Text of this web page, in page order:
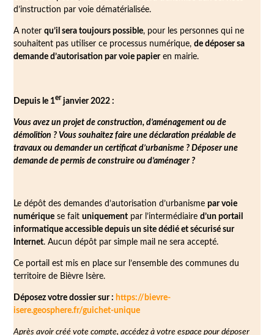
d’instruction par voie dématérialisée.
A noterqu’il sera toujours possible, pour les personnes qui ne
souhaitent pas utiliser ce processus numérique,de déposer sa
demande d’autorisation par voie papieren mairie.
Depuis le 1er janvier 2022 :
Vous avez un projet de construction, d’aménagement ou de
démolition ? Vous souhaitez faire une déclaration préalable de
travaux ou demander un certificat d’urbanisme ? Déposer une
demande de permis de construire ou d’aménager ?
Le dépôt des demandes d’autorisation d’urbanismepar voie
numérique se faituniquement par l’intermédiaired’un portail
informatique accessible depuis un site dédié et sécurisé sur
Internet. Aucun dépôt par simple mail ne sera accepté.
Ce portail est mis en place sur l’ensemble des communes du
territoire de Bièvre Isère.
Déposez votre dossier sur : https://bievre-
isere.geosphere.fr/guichet-unique
Après avoir créé vote compte, accédez à votre espace pour déposer